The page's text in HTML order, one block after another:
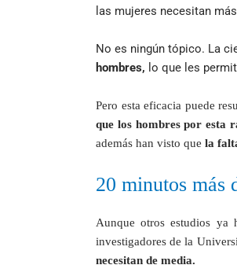
las mujeres necesitan
No es ningún tópico. La
hombres, lo que les
Pero esta eficacia puede
que los hombres por esta
además han visto que la
20 minutos más
Aunque otros estudios ya
investigadores de la
necesitan de media.